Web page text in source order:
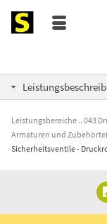
Leistungsbereiche
043
Armaturen und
Sicherheitsventile -